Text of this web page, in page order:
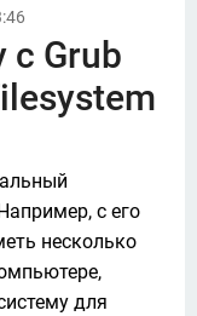
Grub
с его
несколько
для